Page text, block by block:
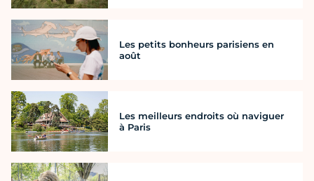
Les petits bonheurs parisiens en
août
Les meilleurs endroits où naviguer
à Paris